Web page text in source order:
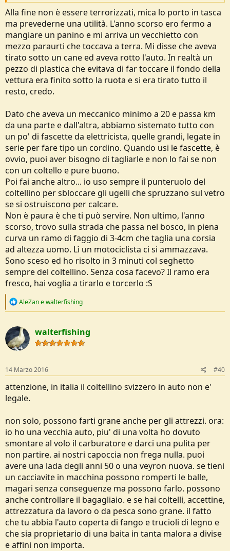
Alla fine non è essere terrorizzati, mica lo porto in tasca
ma prevederne una utilità. L'anno scorso ero fermo a
mangiare un panino e mi arriva un vecchietto con
mezzo paraurti che toccava a terra. Mi disse che aveva
tirato sotto un cane ed aveva rotto l'auto. In realtà un
pezzo di plastica che evitava di far toccare il fondo della
vettura era finito sotto la ruota e si era tirato tutto il
resto, credo.
Dato che aveva un meccanico minimo a 20 e passa km
da una parte e dall'altra, abbiamo sistemato tutto con
un po' di fascette da elettricista, quelle grandi, legate in
serie per fare tipo un cordino. Quando usi le fascette, è
ovvio, puoi aver bisogno di tagliarle e non lo fai se non
con un coltello e pure buono.
Poi fai anche altro... io uso sempre il punteruolo del
coltellino per sbloccare gli ugelli che spruzzano sul vetro
se si ostruiscono per calcare.
Non è paura è che ti può servire. Non ultimo, l'anno
scorso, trovo sulla strada che passa nel bosco, in piena
curva un ramo di faggio di 3-4cm che taglia una corsia
ad altezza uomo. Lì un motociclista ci si ammazzava.
Sono sceso ed ho risolto in 3 minuti col seghetto
sempre del coltellino. Senza cosa facevo? Il ramo era
fresco, hai voglia a tirarlo e torcerlo :S
R
c
t
i
o
s
:
AleZanewalterfishing
walterfishing
14 Marzo 2016 #40
attenzione, in italia il coltellino svizzero in auto non e'
legale.
non solo, possono farti grane anche per gli attrezzi. ora:
io ho una vecchia auto, piu' di una volta ho dovuto
smontare al volo il carburatore e darci una pulita per
non partire. ai nostri capoccia non frega nulla. puoi
avere una lada degli anni 50 o una veyron nuova. se tieni
un cacciavite in macchina possono romperti le balle,
magari senza conseguenze ma possono farlo. possono
anche controllare il bagagliaio. e se hai coltelli, accettine,
attrezzatura da lavoro o da pesca sono grane. il fatto
che tu abbia l'auto coperta di fango e trucioli di legno e
che sia proprietario di una baita in tanta malora a divise
e affini non importa.